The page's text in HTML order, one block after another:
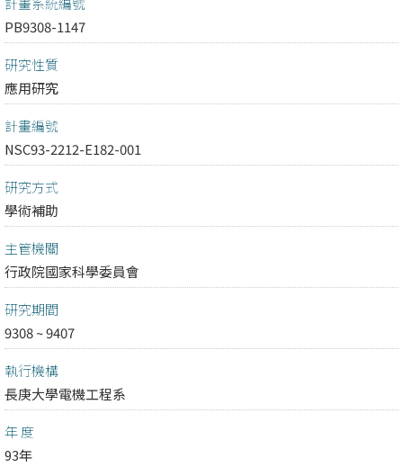
PB9308-1147
研究性質
應用研究
計畫編號
NSC93-2212-E182-001
研究方式
學術補助
主管機關
行政院國家科學委員會
研究期間
9308 ~ 9407
執行機構
長庚大學電機工程系
年 度
93年